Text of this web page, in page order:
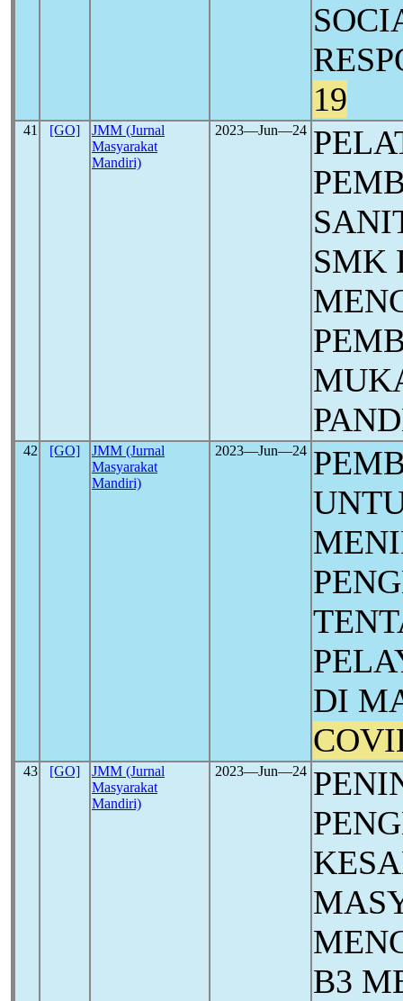
19
41 [GO]
JMM (Jurnal
Masyarakat
Mandiri)
2023―Jun―24
SMK
42 [GO]
JMM (Jurnal
Masyarakat
Mandiri)
2023―Jun―24
DI
43 [GO]
JMM (Jurnal
Masyarakat
Mandiri)
2023―Jun―24
B3